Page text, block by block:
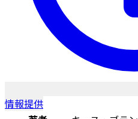
情報提供